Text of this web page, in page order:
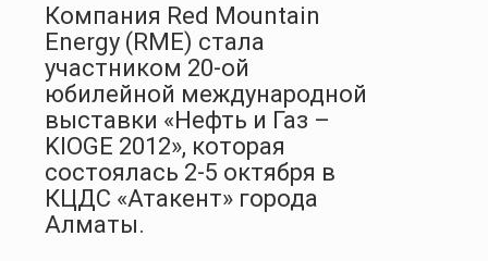
Компания Red Mountain
Energy (RME) стала
участником 20-ой
юбилейной международной
выставки «Нефть и Газ –
KIOGE 2012», которая
состоялась 2-5 октября в
КЦДС «Атакент» города
Алматы.